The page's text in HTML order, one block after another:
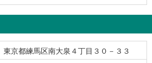
東京都練馬区南大泉４丁目３０－３３